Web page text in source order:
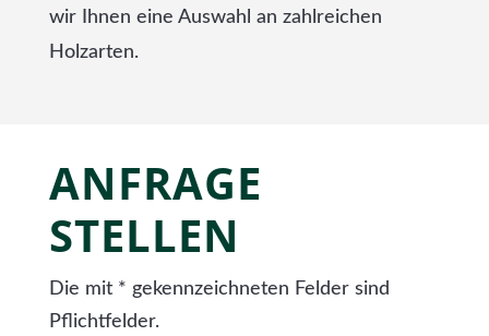
wir Ihnen eine Auswahl an zahlreichen
Holzarten.
ANFRAGE
STELLEN
Die mit * gekennzeichneten Felder sind
Pflichtfelder.